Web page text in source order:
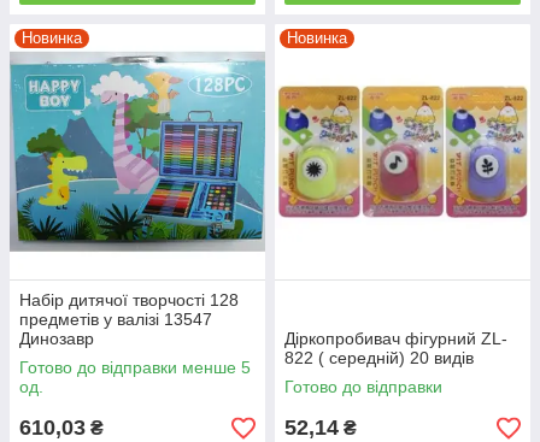
Новинка
Набір дитячої творчості 128
предметів у валізі 13547
Динозавр
Готово до відправки менше 5
од.
610,03 ₴
Новинка
Діркопробивач фігурний ZL-
822 ( середній) 20 видів
Готово до відправки
52,14 ₴